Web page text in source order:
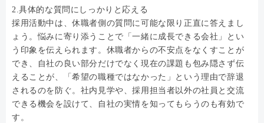
2.具体的な質問にしっかりと応える
採用活動中は、休職者側の質問に可能な限り正直に答えまし
ょう。悩みに寄り添うことで「一緒に成長できる会社」とい
う印象を伝えられます。休職者からの不安点をなくすことが
でき、自社の良い部分だけでなく現在の課題も包み隠さず伝
えることが、「希望の職種ではなかった」という理由で辞退
されるのを防ぐ。社内見学や、採用担当者以外の社員と交流
できる機会を設けて、自社の実情を知ってもらうのも有効で
す。